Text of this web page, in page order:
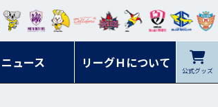
ニュース リーグＨについて 公式グッズ
ック 名古
オレ
ット
ツ
フォ
ーレ
岡山
イプ
ルレ
ッズ
シラ トピ
ンデ
ィー
クヤ
鹿児
島